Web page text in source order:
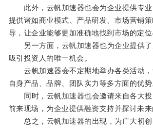
此外，云帆加速器也会为企业提供专业
提供诸如商业模式、产品研发、市场营销
导，让企业能够更加准确地找到市场的定位
另一方面，云帆加速器也为企业提供了
吸引投资人的唯一机会。
云帆加速器会不定期地举办各类活动，
自身产品、品牌、团队实力等多方面的优势
同时，云帆加速器也会邀请来自各大投
前来现场，为企业提供融资支持并探讨未来
总之，云帆加速器的出现，为广大初创